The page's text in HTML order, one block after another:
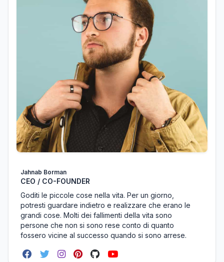
Jahnab Borman
CEO / CO-FOUNDER
Goditi le piccole cose nella vita. Per un giorno,
potresti guardare indietro e realizzare che erano le
grandi cose. Molti dei fallimenti della vita sono
persone che non si sono rese conto di quanto
fossero vicine al successo quando si sono arrese.